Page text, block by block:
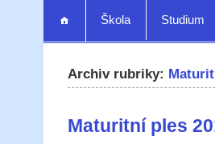
Škola Studium
Archiv rubriky:
Maturitní ples